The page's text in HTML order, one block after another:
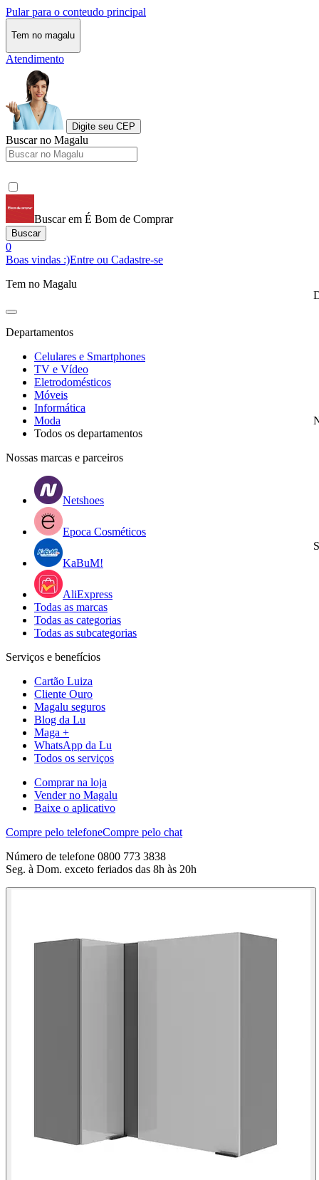
Pular para o conteudo principal
Tem no magalu
Atendimento
Digite seu CEP
Buscar no Magalu
Buscar em É Bom de Comprar
Buscar
0
Boas vindas :)Entre ou Cadastre-se
Tem no Magalu
Departamentos
Celulares e Smartphones
TV e Vídeo
Eletrodomésticos
Móveis
Informática
Moda
Todos os departamentos
Nossas marcas e parceiros
Netshoes
Epoca Cosméticos
KaBuM!
AliExpress
Todas as marcas
Todas as categorias
Todas as subcategorias
Serviços e benefícios
Cartão Luiza
Cliente Ouro
Magalu seguros
Blog da Lu
Maga +
WhatsApp da Lu
Todos os serviços
Comprar na loja
Vender no Magalu
Baixe o aplicativo
Compre pelo telefoneCompre pelo chat
Número de telefone 0800 773 3838
Seg. à Dom. exceto feriados das 8h às 20h